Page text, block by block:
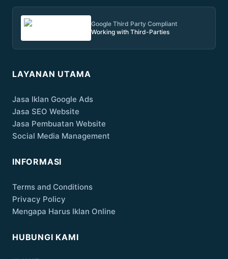
Google Third Party Compliant
Working with Third-Parties
LAYANAN UTAMA
Jasa Iklan Google Ads
Jasa SEO Website
Jasa Pembuatan Website
Social Media Management
INFORMASI
Terms and Conditions
Privacy Policy
Mengapa Harus Iklan Online
HUBUNGI KAMI